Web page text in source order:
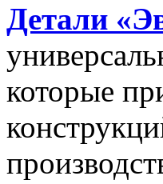
Детали
которые